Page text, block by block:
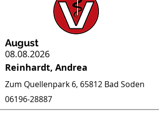
August
08.08.2026
Zum Quellenpark 6, 65812 Bad Soden
06196-28887
Reinhardt, Andrea